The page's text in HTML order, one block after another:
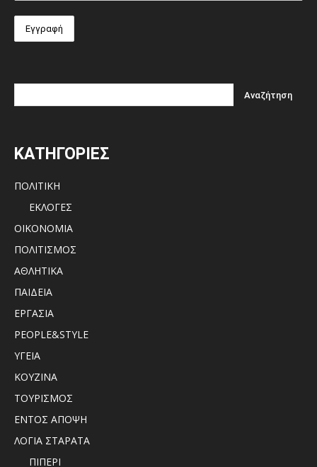
ΚΑΤΗΓΟΡΙΕΣ
ΠΟΛΙΤΙΚΗ
ΕΚΛΟΓΕΣ
ΟΙΚΟΝΟΜΙΑ
ΠΟΛΙΤΙΣΜΟΣ
ΑΘΛΗΤΙΚΑ
ΠΑΙΔΕΙΑ
ΕΡΓΑΣΙΑ
PEOPLE&STYLE
ΥΓΕΙΑ
ΚΟΥΖΙΝΑ
ΤΟΥΡΙΣΜΟΣ
ΕΝΤΟΣ ΑΠΟΨΗ
ΛΟΓΙΑ ΣΤΑΡΑΤΑ
ΠΙΠΕΡΙ